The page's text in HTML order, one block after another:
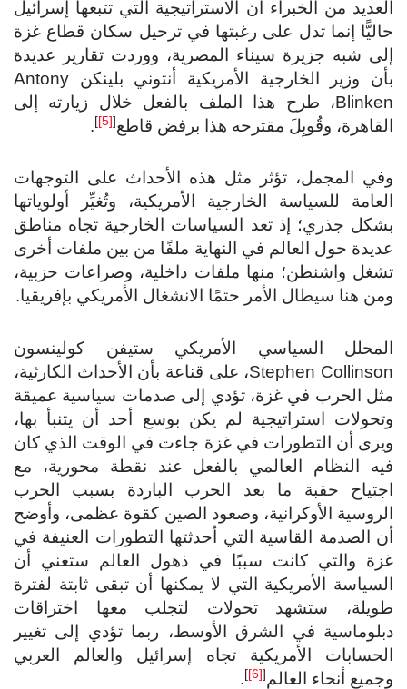
العديد من الخبراء أن الاستراتيجية التي تتبعها إسرائيل
حاليًّا إنما تدل على رغبتها في ترحيل سكان قطاع غزة
إلى شبه جزيرة سيناء المصرية، ووردت تقارير عديدة
بأن وزير الخارجية الأمريكية أنتوني بلينكن Antony
Blinken، طرح هذا الملف بالفعل خلال زيارته إلى
القاهرة، وقُوبِلَ مقترحه هذا برفض قاطع
]
.
وفي المجمل، تؤثر مثل هذه الأحداث على التوجهات
العامة للسياسة الخارجية الأمريكية، وتُغيِّر أولوياتها
بشكل جذري؛ إذ تعد السياسات الخارجية تجاه مناطق
عديدة حول العالم في النهاية ملفًا من بين ملفات أخرى
تشغل واشنطن؛ منها ملفات داخلية، وصراعات حزبية،
ومن هنا سيطال الأمر حتمًا الانشغال الأمريكي بإفريقيا.
المحلل السياسي الأمريكي ستيفن كولينسون
Stephen Collinson، على قناعة بأن الأحداث الكارثية،
مثل الحرب في غزة، تؤدي إلى صدمات سياسية عميقة
وتحولات استراتيجية لم يكن بوسع أحد أن يتنبأ بها،
ويرى أن التطورات في غزة جاءت في الوقت الذي كان
فيه النظام العالمي بالفعل عند نقطة محورية، مع
اجتياح حقبة ما بعد الحرب الباردة بسبب الحرب
الروسية الأوكرانية، وصعود الصين كقوة عظمى، وأوضح
أن الصدمة القاسية التي أحدثتها التطورات العنيفة في
غزة والتي كانت سببًا في ذهول العالم ستعني أن
السياسة الأمريكية التي لا يمكنها أن تبقى ثابتة لفترة
طويلة، ستشهد تحولات لتجلب معها اختراقات
دبلوماسية في الشرق الأوسط، ربما تؤدي إلى تغيير
الحسابات الأمريكية تجاه إسرائيل والعالم العربي
وجميع أنحاء العالم
]
.